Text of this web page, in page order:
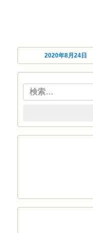
2020年8月24日